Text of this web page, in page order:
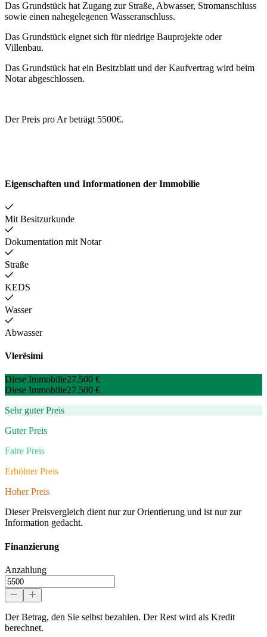
Das Grundstück hat Zugang zur Straße, Abwasser, Stromanschluss
sowie einen nahegelegenen Wasseranschluss.
Das Grundstück eignet sich für niedrige Bauprojekte oder
Villenbau.
Das Grundstück hat ein Besitzblatt und der Kaufvertrag wird beim
Notar abgeschlossen.
Der Preis pro Ar beträgt 5500€.
Eigenschaften und Informationen der Immobilie
Mit Besitzurkunde
Dokumentation mit Notar
Straße
KEDS
Wasser
Abwasser
Vlerësimi
Diese Immobilie27.500 €
Diese Immobilie27.500 €
Sehr guter Preis
Guter Preis
Faire Preis
Erhöhter Preis
Hoher Preis
Dieser Preisvergleich dient nur zur Orientierung und ist nur zur
Information gedacht.
Finanzierung
Anzahlung
Der Betrag, den Sie selbst bezahlen. Der Rest wird als Kredit
berechnet.